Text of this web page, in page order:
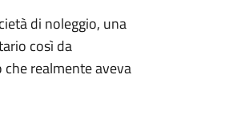
di noleggio, una
così da
realmente aveva